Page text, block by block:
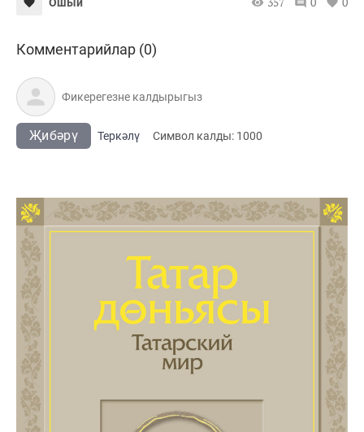
Комментарийлар (0)
Җибәрү Теркәлү Cимвол калды: 1000